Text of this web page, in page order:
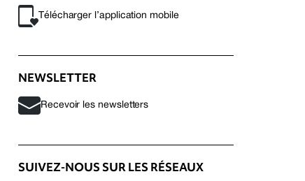
Télécharger l’application mobile
NEWSLETTER
Recevoir les newsletters
SUIVEZ-NOUS SUR LES RÉSEAUX